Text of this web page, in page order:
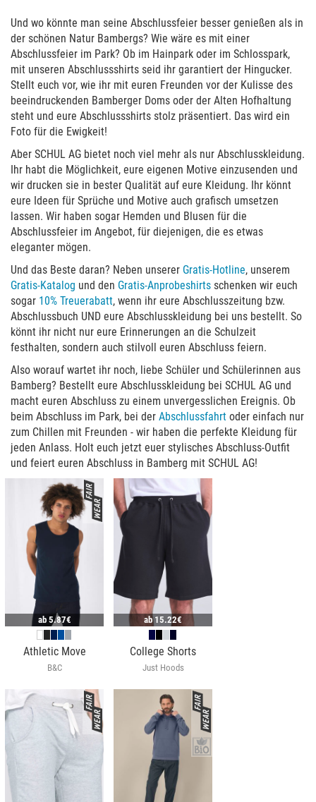
Und wo könnte man seine Abschlussfeier besser genießen als in
der schönen Natur Bambergs? Wie wäre es mit einer
Abschlussfeier im Park? Ob im Hainpark oder im Schlosspark,
mit unseren Abschlussshirts seid ihr garantiert der Hingucker.
Stellt euch vor, wie ihr mit euren Freunden vor der Kulisse des
beeindruckenden Bamberger Doms oder der Alten Hofhaltung
steht und eure Abschlussshirts stolz präsentiert. Das wird ein
Foto für die Ewigkeit!
Aber SCHUL AG bietet noch viel mehr als nur Abschlusskleidung.
Ihr habt die Möglichkeit, eure eigenen Motive einzusenden und
wir drucken sie in bester Qualität auf eure Kleidung. Ihr könnt
eure Ideen für Sprüche und Motive auch grafisch umsetzen
lassen. Wir haben sogar Hemden und Blusen für die
Abschlussfeier im Angebot, für diejenigen, die es etwas
eleganter mögen.
Und das Beste daran? Neben unserer Gratis-Hotline, unserem
Gratis-Katalog und den Gratis-Anprobeshirts schenken wir euch
sogar 10% Treuerabatt, wenn ihr eure Abschlusszeitung bzw.
Abschlussbuch UND eure Abschlusskleidung bei uns bestellt. So
könnt ihr nicht nur eure Erinnerungen an die Schulzeit
festhalten, sondern auch stilvoll euren Abschluss feiern.
Also worauf wartet ihr noch, liebe Schüler und Schülerinnen aus
Bamberg? Bestellt eure Abschlusskleidung bei SCHUL AG und
macht euren Abschluss zu einem unvergesslichen Ereignis. Ob
beim Abschluss im Park, bei der Abschlussfahrt oder einfach nur
zum Chillen mit Freunden - wir haben die perfekte Kleidung für
jeden Anlass. Holt euch jetzt euer stylisches Abschluss-Outfit
und feiert euren Abschluss in Bamberg mit SCHUL AG!
ab 5.87€
Athletic Move
B&C
ab15.22€
College Shorts
Just Hoods